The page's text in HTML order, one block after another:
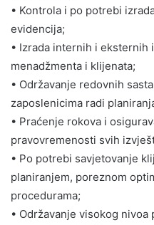
• Kontrola i po potrebi
evidencija;
• Izrada internih i eksternih
menadžmenta i klijenata;
• Održavanje redovnih
zaposlenicima radi
• Praćenje rokova i
pravovremenosti svih
• Po potrebi savjetovanje
planiranjem, poreznom
procedurama;
• Održavanje visokog